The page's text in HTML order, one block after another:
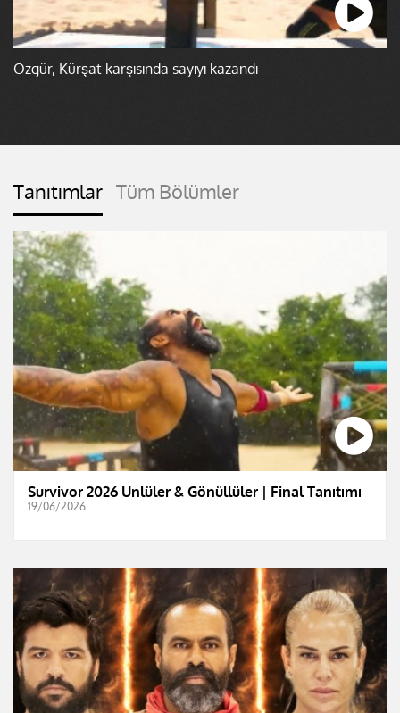
Özgür, Kürşat karşısında sayıyı kazandı
Tanıtımlar Tüm Bölümler
Survivor 2026 Ünlüler & Gönüllüler | Final Tanıtımı
19/06/2026